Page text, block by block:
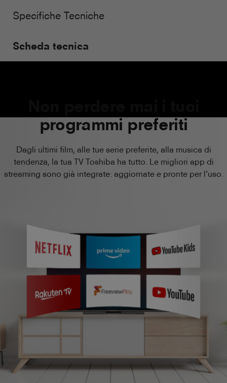
Specifiche Tecniche
Scheda tecnica
programmi preferiti
Dagli ultimi film, alle tue serie preferite, alla musica di
tendenza, la tua TV Toshiba ha tutto. Le migliori app di
streaming sono già integrate: aggiornate e pronte per l'uso.